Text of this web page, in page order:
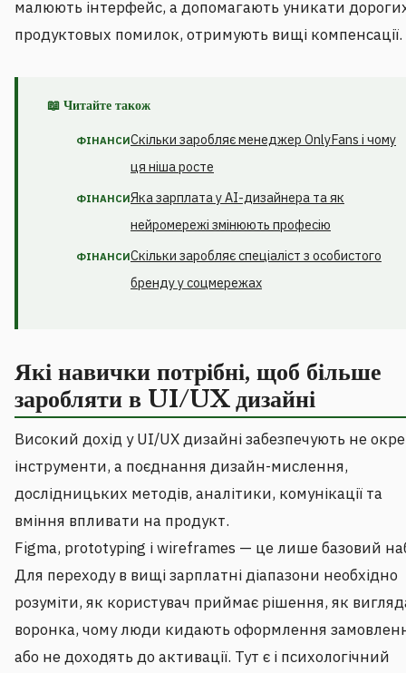
малюють інтерфейс, а допомагають уникати
продуктовых помилок, отримують вищі компенсації.
📖 Читайте також
ФІНАНСИСкільки заробляє менеджер OnlyFans і чому
ця ніша росте
ФІНАНСИЯка зарплата у AI-дизайнера та як
нейромережі змінюють професію
ФІНАНСИСкільки заробляє спеціаліст з особистого
бренду у соцмережах
Які навички потрібні, щоб більше
заробляти в UI/UX дизайні
Високий дохід у UI/UX дизайні забезпечують не
інструменти, а поєднання дизайн-мислення,
дослідницьких методів, аналітики, комунікації та
вміння впливати на продукт.
Figma, prototyping і wireframes — це лише базовий
Для переходу в вищі зарплатні діапазони необхідно
розуміти, як користувач приймає рішення, як
воронка, чому люди кидають оформлення
або не доходять до активації. Тут є і психологічний